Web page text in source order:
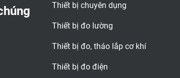
Thiết bị chuyên dụng
Thiết bị đo lường
Thiết bị đo, tháo lắp cơ khí
Thiết bị đo điện